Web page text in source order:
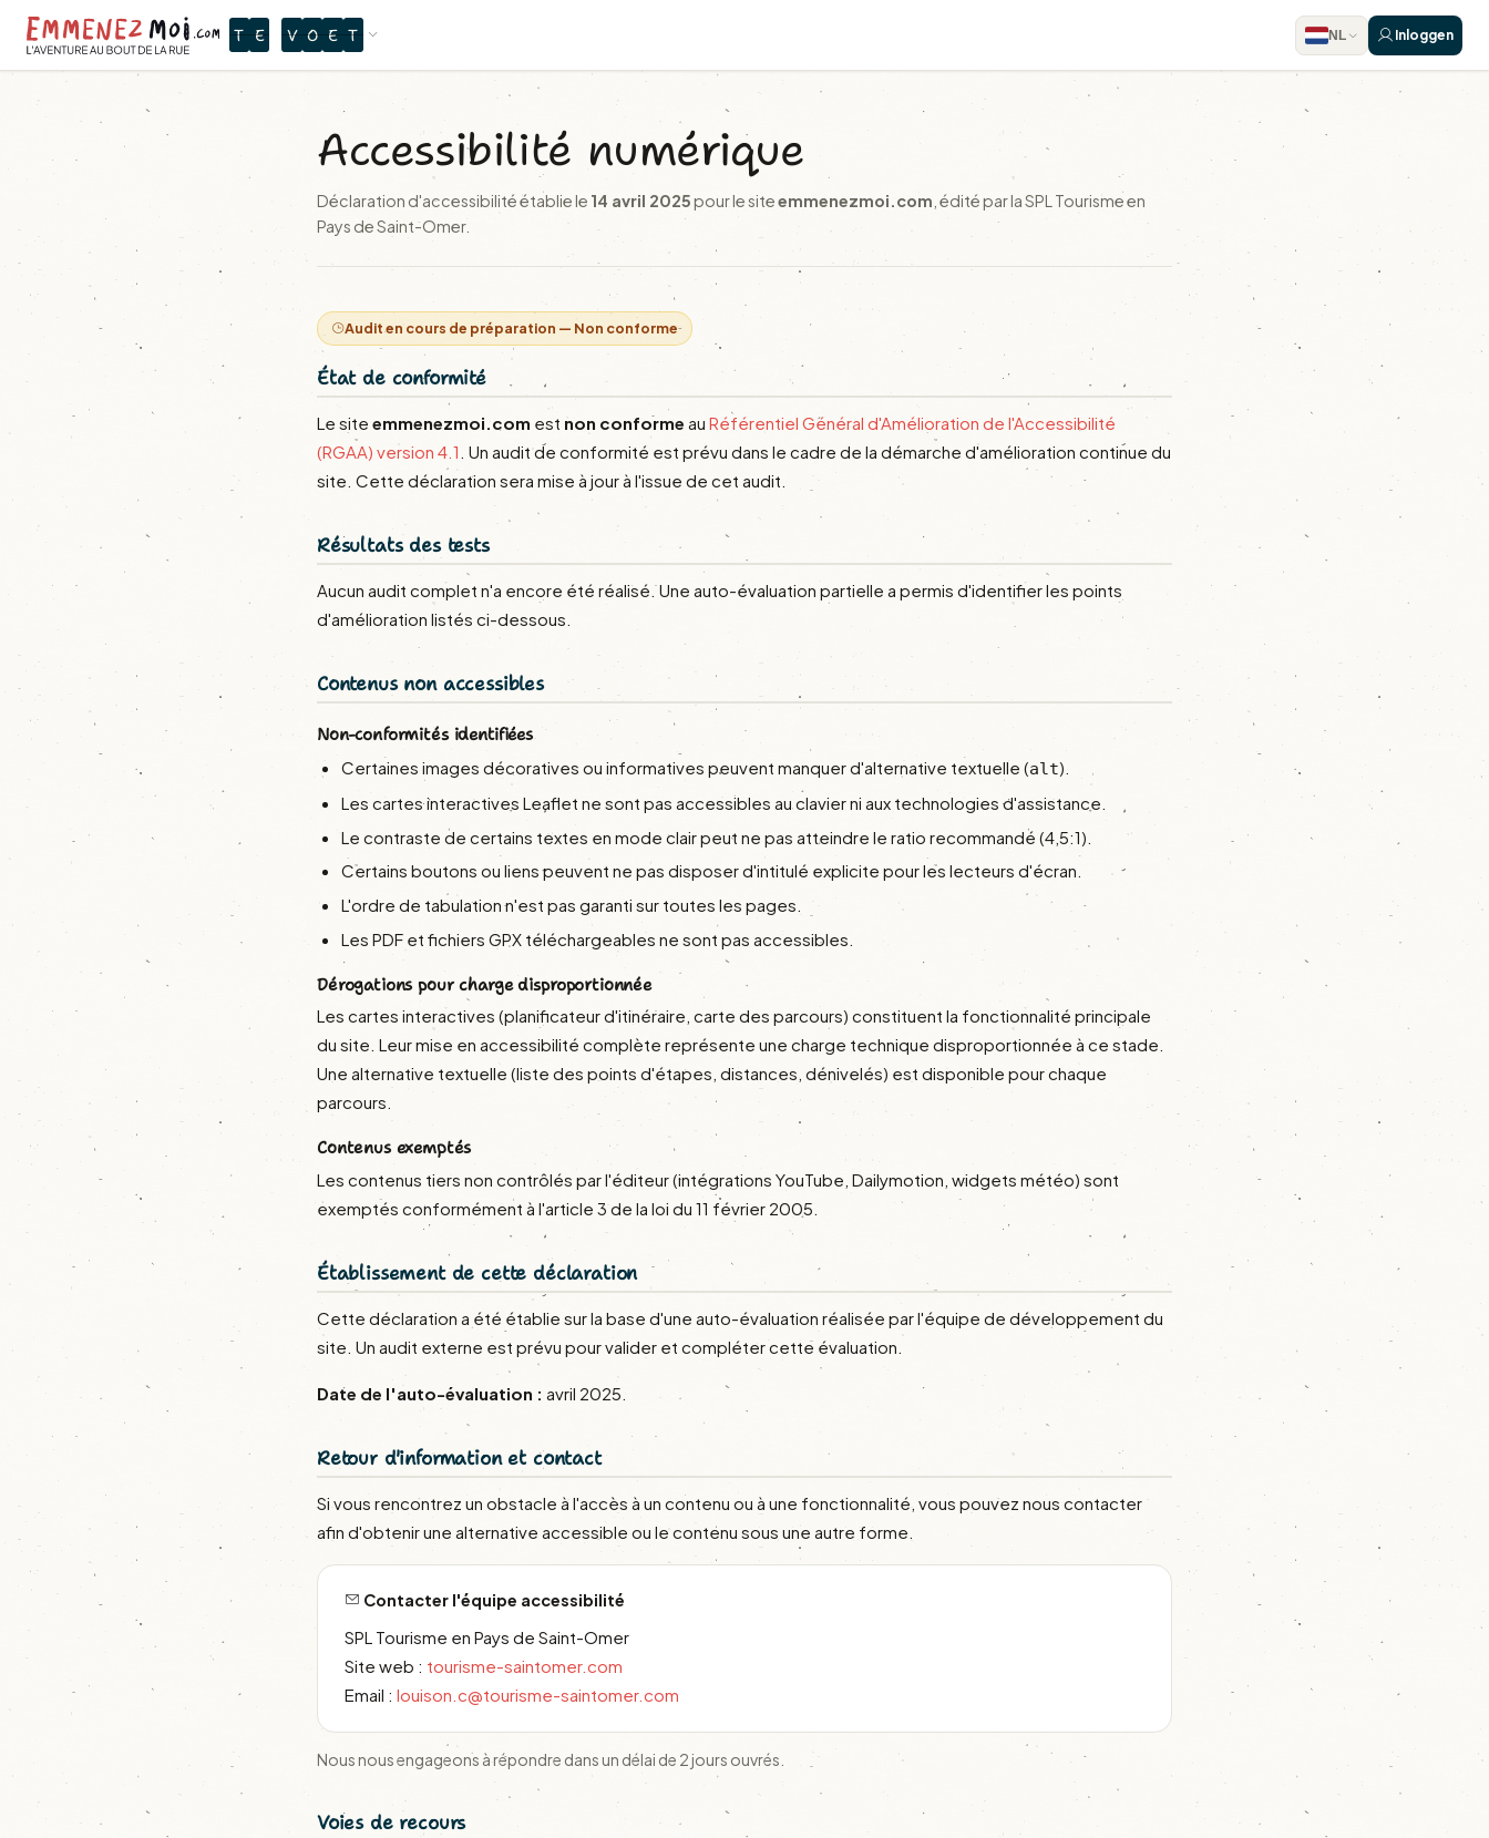
T E V O E T NL Inloggen
Accessibilité numérique
Déclaration d'accessibilité établie le 14 avril 2025pour le siteemmenezmoi.com , édité par la SPL Tourisme en
Pays de Saint-Omer.
Audit en cours de préparation — Non conforme
État de conformité
Le site emmenezmoi.com est non conforme au Référentiel Général d'Amélioration de l'Accessibilité
(RGAA) version 4.1 . Un audit de conformité est prévu dans le cadre de la démarche d'amélioration continue du
site. Cette déclaration sera mise à jour à l'issue de cet audit.
Résultats des tests
Aucun audit complet n'a encore été réalisé. Une auto-évaluation partielle a permis d'identifier les points
d'amélioration listés ci-dessous.
Contenus non accessibles
Non-conformités identifiées
Certaines images décoratives ou informatives peuvent manquer d'alternative textuelle (alt).
Les cartes interactives Leaflet ne sont pas accessibles au clavier ni aux technologies d'assistance.
Le contraste de certains textes en mode clair peut ne pas atteindre le ratio recommandé (4,5:1).
Certains boutons ou liens peuvent ne pas disposer d'intitulé explicite pour les lecteurs d'écran.
L'ordre de tabulation n'est pas garanti sur toutes les pages.
Les PDF et fichiers GPX téléchargeables ne sont pas accessibles.
Dérogations pour charge disproportionnée
Les cartes interactives (planificateur d'itinéraire, carte des parcours) constituent la fonctionnalité principale
du site. Leur mise en accessibilité complète représente une charge technique disproportionnée à ce stade.
Une alternative textuelle (liste des points d'étapes, distances, dénivelés) est disponible pour chaque
parcours.
Contenus exemptés
Les contenus tiers non contrôlés par l'éditeur (intégrations YouTube, Dailymotion, widgets météo) sont
exemptés conformément à l'article 3 de la loi du 11 février 2005.
Établissement de cette déclaration
Cette déclaration a été établie sur la base d'une auto-évaluation réalisée par l'équipe de développement du
site. Un audit externe est prévu pour valider et compléter cette évaluation.
Date de l'auto-évaluation : avril 2025.
Retour d'information et contact
Si vous rencontrez un obstacle à l'accès à un contenu ou à une fonctionnalité, vous pouvez nous contacter
afin d'obtenir une alternative accessible ou le contenu sous une autre forme.
Contacter l'équipe accessibilité
SPL Tourisme en Pays de Saint-Omer
Site web : tourisme-saintomer.com
Email : louison.c@tourisme-saintomer.com
Nous nous engageons à répondre dans un délai de 2 jours ouvrés.
Voies de recours